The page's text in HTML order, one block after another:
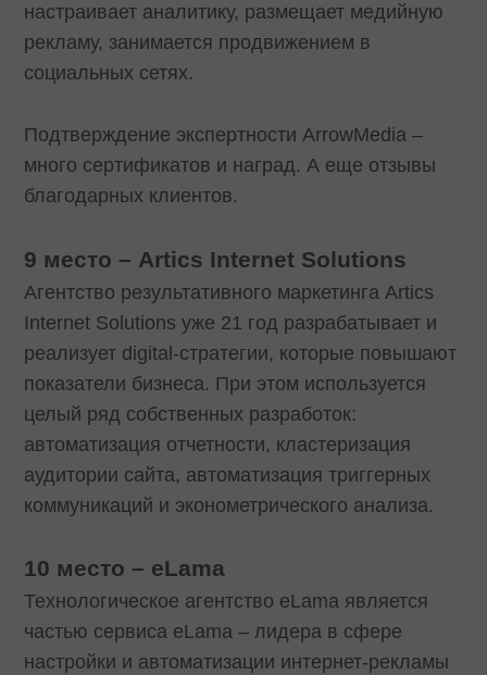
настраивает аналитику, размещает медийную
рекламу, занимается продвижением в
социальных сетях.
Подтверждение экспертности ArrowMedia –
много сертификатов и наград. А еще отзывы
благодарных клиентов.
9 место – Artics Internet Solutions
Агентство результативного маркетинга Artics
Internet Solutions уже 21 год разрабатывает и
реализует digital-стратегии, которые повышают
показатели бизнеса. При этом используется
целый ряд собственных разработок:
автоматизация отчетности, кластеризация
аудитории сайта, автоматизация триггерных
коммуникаций и эконометрического анализа.
10 место – eLama
Технологическое агентство eLama является
частью сервиса eLama – лидера в сфере
настройки и автоматизации интернет-рекламы